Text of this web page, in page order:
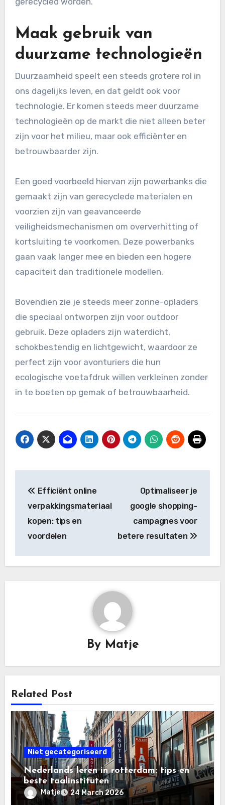
Maak gebruik van
duurzame technologieën
Duurzaamheid speelt een steeds grotere rol in
ons dagelijks leven, en dat geldt ook voor
technologie. Er komen steeds meer duurzame
technologieën op de markt die niet alleen beter
zijn voor het milieu, maar ook efficiënter en
betrouwbaarder zijn.
Een goed voorbeeld hiervan zijn powerbanks die
gemaakt zijn van gerecyclede materialen en
voorzien zijn van geavanceerde
veiligheidsmechanismen om oververhitting of
kortsluiting te voorkomen. Deze powerbanks
gaan vaak langer mee en bieden een hogere
capaciteit dan traditionele modellen.
Bovendien zie je steeds meer zonne-opladers
die speciaal ontworpen zijn voor outdoor
gebruik. Deze opladers zijn waterdicht,
schokbestendig en lichtgewicht, waardoor ze
perfect zijn voor avonturiers die hun
ecologische voetafdruk willen verkleinen zonder
in te boeten op gemak of betrouwbaarheid.
navigation
Efficiënt online
verpakkingsmateriaal
kopen: tips en
voordelen
Optimaliseer je
google shopping-
campagnes voor
betere resultaten
By Matje
Related Post
Niet gecategoriseerd
Nederlands leren in rotterdam: tips en
beste taalinstituten
Matje 24 March 2026